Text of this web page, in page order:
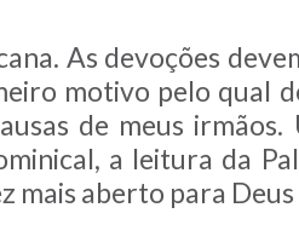
As devoções
motivo pelo qual
de meus irmãos.
a leitura da
mais aberto para